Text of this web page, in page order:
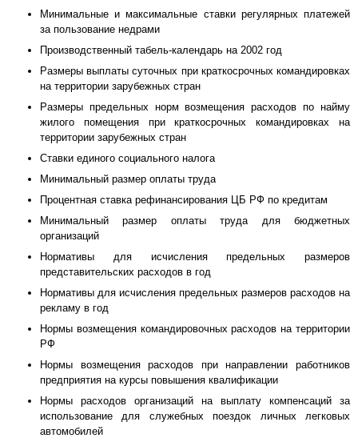
Минимальные и максимальные ставки регулярных платежей
за пользование недрами
Производственный табель-календарь на 2002 год
Размеры выплаты суточных при краткосрочных командировках
на территории зарубежных стран
Размеры предельных норм возмещения расходов по найму
жилого помещения при краткосрочных командировках на
территории зарубежных стран
Ставки единого социального налога
Минимальный размер оплаты труда
Процентная ставка рефинансирования ЦБ РФ по кредитам
Минимальный размер оплаты труда для бюджетных
организаций
Нормативы для исчисления предельных размеров
представительских расходов в год
Нормативы для исчисления предельных размеров расходов на
рекламу в год
Нормы возмещения командировочных расходов на территории
РФ
Нормы возмещения расходов при направлении работников
предприятия на курсы повышения квалификации
Нормы расходов организаций на выплату компенсаций за
использование для служебных поездок личных легковых
автомобилей